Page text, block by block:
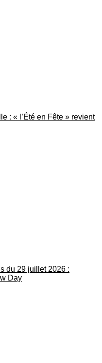
: « l’Été en Fête » revient
du 29 juillet 2026 :
Day